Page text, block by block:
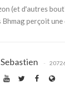
(et d'autres
perçoit une
Sebastien